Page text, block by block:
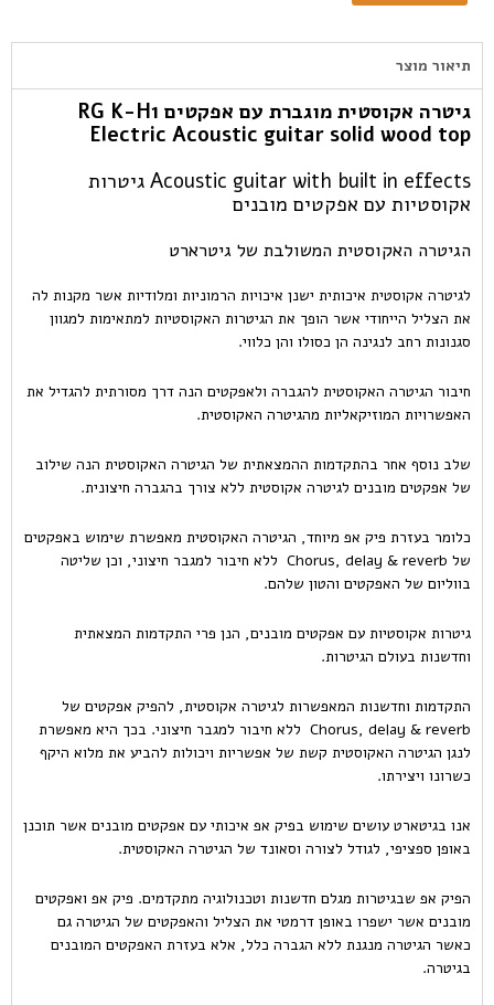
תיאור מוצר
גיטרה אקוסטית מוגברת עם אפקטים RG K-H1
Electric Acoustic guitar solid wood top
Acoustic guitar with built in effects גיטרות
אקוסטיות עם אפקטים מובנים
הגיטרה האקוסטית המשולבת של גיטרארט
לגיטרה אקוסטית איכותית ישנן איכויות הרמוניות ומלודיות אשר מקנות לה
את הצליל הייחודי אשר הופך את הגיטרות האקוסטיות למתאימות למגוון
סגנונות רחב לנגינה הן כסולו והן כלווי.
חיבור הגיטרה האקוסטית להגברה ולאפקטים הנה דרך מסורתית להגדיל את
האפשרויות המוזיקאליות מהגיטרה האקוסטית.
שלב נוסף אחר בהתקדמות ההמצאתית של הגיטרה האקוסטית הנה שילוב
של אפקטים מובנים לגיטרה אקוסטית ללא צורך בהגברה חיצונית.
כלומר בעזרת פיק אפ מיוחד, הגיטרה האקוסטית מאפשרת שימוש באפקטים
של Chorus, delay & reverb ללא חיבור למגבר חיצוני, וכן שליטה
בווליום של האפקטים והטון שלהם.
גיטרות אקוסטיות עם אפקטים מובנים, הנן פרי התקדמות המצאתית
וחדשנות בעולם הגיטרות.
התקדמות וחדשנות המאפשרות לגיטרה אקוסטית, להפיק אפקטים של
Chorus, delay & reverb ללא חיבור למגבר חיצוני. בכך היא מאפשרת
לנגן הגיטרה האקוסטית קשת של אפשריות ויכולות להביע את מלוא היקף
כשרונו ויצירתו.
אנו בגיטארט עושים שימוש בפיק אפ איכותי עם אפקטים מובנים אשר תוכנן
באופן ספציפי, לגודל לצורה וסאונד של הגיטרה האקוסטית.
הפיק אפ שבגיטרות מגלם חדשנות וטכנולוגיה מתקדמים. פיק אפ ואפקטים
מובנים אשר ישפרו באופן דרמטי את הצליל והאפקטים של הגיטרה גם
כאשר הגיטרה מנגנת ללא הגברה כלל, אלא בעזרת האפקטים המובנים
בגיטרה.